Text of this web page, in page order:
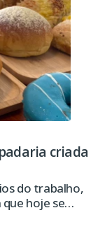
criada
do trabalho,
hoje se